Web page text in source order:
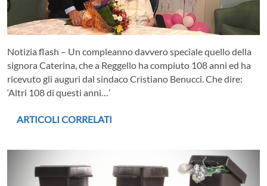
Notizia flash – Un compleanno davvero speciale quello della
signora Caterina, che a Reggello ha compiuto 108 anni ed ha
ricevuto gli auguri dal sindaco Cristiano Benucci. Che dire:
‘Altri 108 di questi anni…’
ARTICOLI CORRELATI